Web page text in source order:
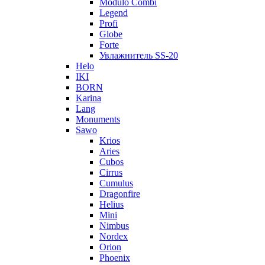
Modulo Combi
Legend
Profi
Globe
Forte
Увлажнитель SS-20
Helo
IKI
BORN
Karina
Lang
Monuments
Sawo
Krios
Aries
Cubos
Cirrus
Cumulus
Dragonfire
Helius
Mini
Nimbus
Nordex
Orion
Phoenix